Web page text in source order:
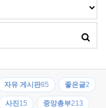
자유 게시판85 좋은글2
사진15 중앙총부213